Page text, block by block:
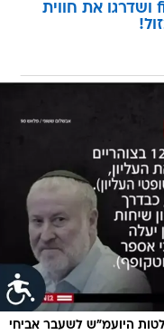
הצטרפו לוואלה fiber ושדרגו את חווית
חשיפת חדשות 12 על הקלטות היועמ"ש לשעבר אביחי